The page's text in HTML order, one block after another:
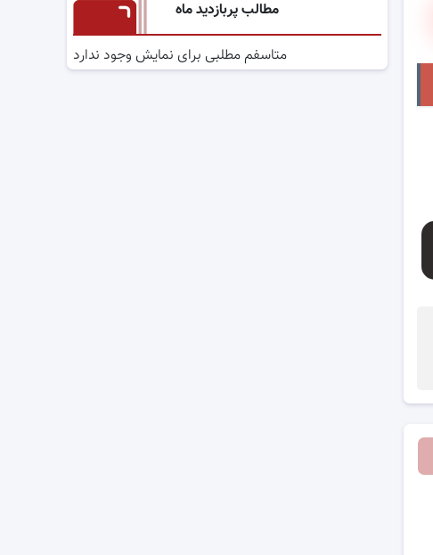
مطالب پربازدید ماه
متاسفم مطلبی برای نمایش وجود ندارد